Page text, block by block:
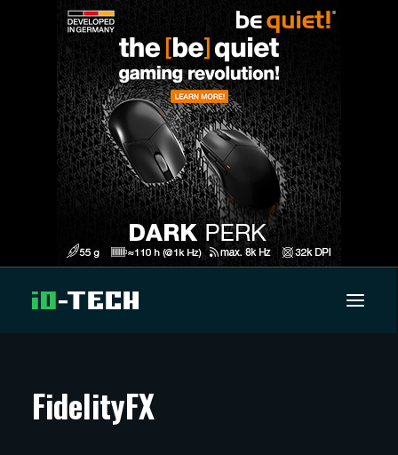
ARTIKKELIT
FidelityFX